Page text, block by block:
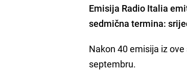
Emisija Radio Italia
sedmična termina:
Nakon 40 emisija iz
septembru.